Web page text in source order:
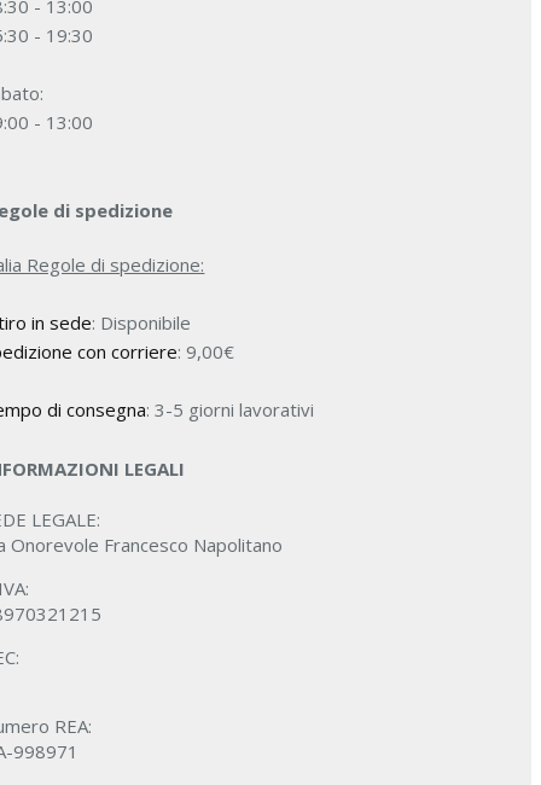
- 13:00
- 19:30
- 13:00
di spedizione
Regole di spedizione:
in sede: Disponibile
con corriere:9,00€
di consegna: 3-5 giorni lavorativi
LEGALI
LEGALE:
Onorevole Francesco Napolitano
REA:
998971